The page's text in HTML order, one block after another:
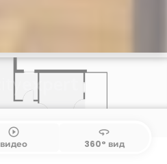
play_circle_outline
видео
360
360° вид